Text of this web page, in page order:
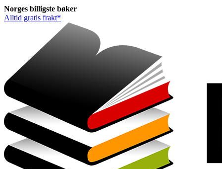
Norges billigste bøker
Alltid gratis frakt*